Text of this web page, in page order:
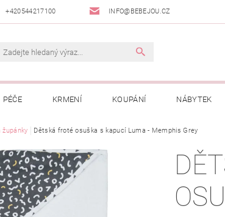
+420544217100 INFO@BEBEJOU.CZ
PÉČE KRMENÍ KOUPÁNÍ NÁBYTEK
JAK SPRÁVNĚ ÚRČIT VELIKOST JAK KOUPIT
INFORMACE O ZPRACOVÁNÍ OSOBNÍCH ÚDAJŮ
ODSTOUPENÍ OD SMLOUVY MOJE
župánky Dětská froté osuška s kapucí Luma - Memphis Grey